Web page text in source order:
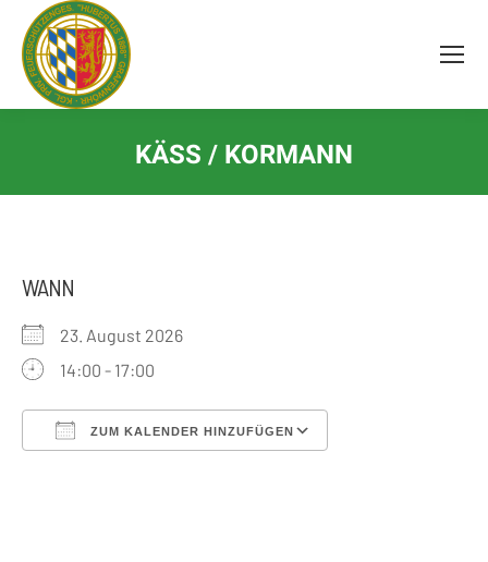
springen
KÄSS / KORMANN
WANN
23. August 2026
14:00 - 17:00
ZUM KALENDER HINZUFÜGEN